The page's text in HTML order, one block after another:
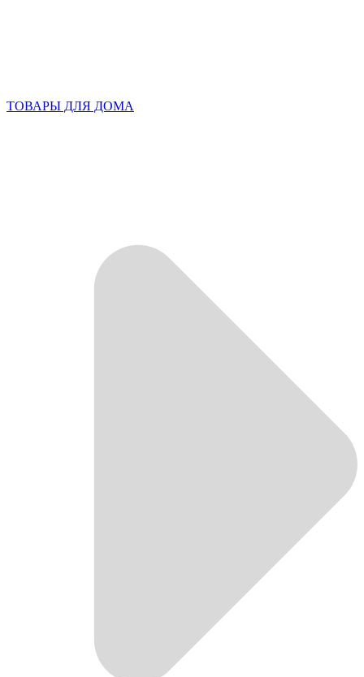
ТОВАРЫ ДЛЯ ДОМА